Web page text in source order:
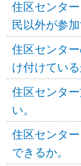
住区センタ
民以外が参
住区センタ
け付けている
住区センタ
い。
住区センタ
できるか。